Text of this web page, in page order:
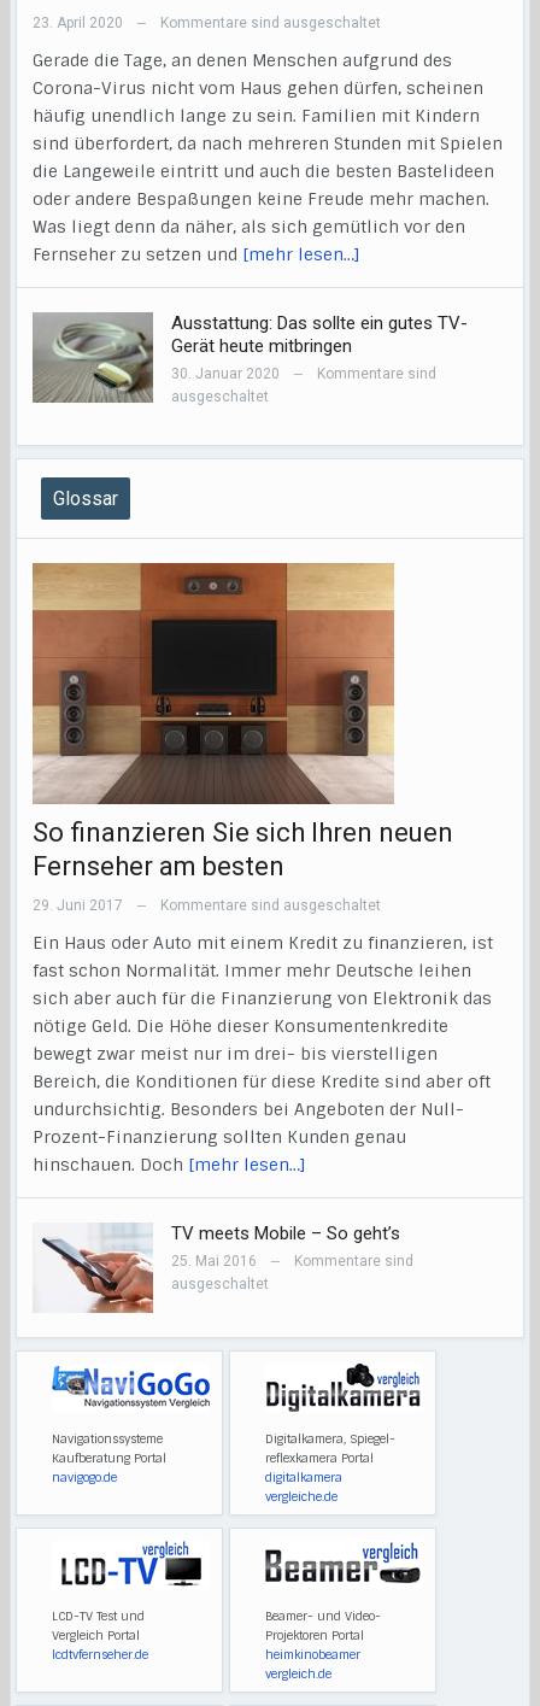
23. April 2020 — Kommentare sind ausgeschaltet
Gerade die Tage, an denen Menschen aufgrund des
Corona-Virus nicht vom Haus gehen dürfen, scheinen
häufig unendlich lange zu sein. Familien mit Kindern
sind überfordert, da nach mehreren Stunden mit Spielen
die Langeweile eintritt und auch die besten Bastelideen
oder andere Bespaßungen keine Freude mehr machen.
Was liegt denn da näher, als sich gemütlich vor den
Fernseher zu setzen und [mehr lesen…]
Ausstattung: Das sollte ein gutes TV-
Gerät heute mitbringen
30. Januar 2020 —
Kommentare sind
ausgeschaltet
Glossar
So finanzieren Sie sich Ihren neuen
Fernseher am besten
29. Juni 2017 — Kommentare sind ausgeschaltet
Ein Haus oder Auto mit einem Kredit zu finanzieren, ist
fast schon Normalität. Immer mehr Deutsche leihen
sich aber auch für die Finanzierung von Elektronik das
nötige Geld. Die Höhe dieser Konsumentenkredite
bewegt zwar meist nur im drei- bis vierstelligen
Bereich, die Konditionen für diese Kredite sind aber oft
undurchsichtig. Besonders bei Angeboten der Null-
Prozent-Finanzierung sollten Kunden genau
hinschauen. Doch [mehr lesen…]
TV meets Mobile – So geht’s
25. Mai 2016 —
Kommentare sind
ausgeschaltet
Navigationssysteme
Kaufberatung Portal
navigogo.de
Digitalkamera, Spiegel-
reflexkamera Portal
digitalkamera
vergleiche.de
LCD-TV Test und
Vergleich Portal
lcdtvfernseher.de
Beamer- und Video-
Projektoren Portal
heimkinobeamer
vergleich.de